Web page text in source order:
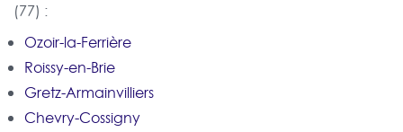
(77) :
Ozoir-la-Ferrière
Roissy-en-Brie
Gretz-Armainvilliers
Chevry-Cossigny